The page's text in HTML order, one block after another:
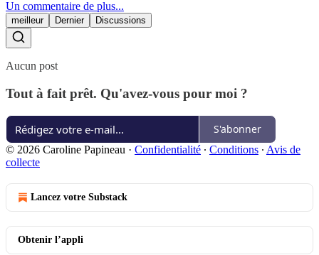
Un commentaire de plus...
meilleur Dernier Discussions
Aucun post
Tout à fait prêt. Qu'avez-vous pour moi ?
S'abonner
© 2026 Caroline Papineau · Confidentialité ∙ Conditions ∙ Avis de
collecte
Lancez votre Substack
Obtenir l’appli